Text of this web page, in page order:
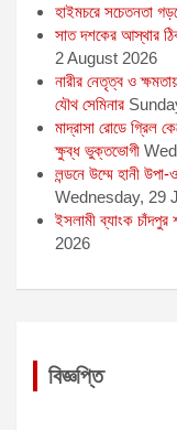
হাইমচরে সচেতনতা
সাত দশকের আস্থার
2 August 2026
নারীর নেতৃত্ব ও
যৌথ সেমিনার
মাদ্রাসা রোডে গ্রিল
ক্ষুব্ধ ভুক্তভোগী
লন্ডনে উম্মে হানী
Wednesday, 29
ইসলামী ব্যাংক চাঁদপুর
2026
বিজ্ঞপ্তি